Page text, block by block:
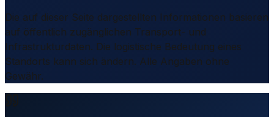
Die auf dieser Seite dargestellten Informationen basieren
auf öffentlich zugänglichen Transport- und
Infrastrukturdaten. Die logistische Bedeutung eines
Standorts kann sich ändern. Alle Angaben ohne
Gewähr.